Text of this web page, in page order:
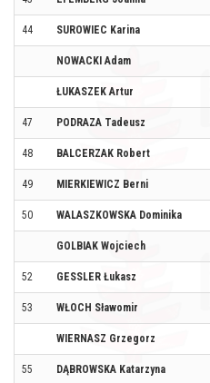
44 SUROWIEC Karina
NOWACKI Adam
ŁUKASZEK Artur
47 PODRAZA Tadeusz
48 BALCERZAK Robert
49 MIERKIEWICZ Berni
50 WALASZKOWSKA Dominika
GOLBIAK Wojciech
52 GESSLER Łukasz
53 WŁOCH Sławomir
WIERNASZ Grzegorz
55 DĄBROWSKA Katarzyna